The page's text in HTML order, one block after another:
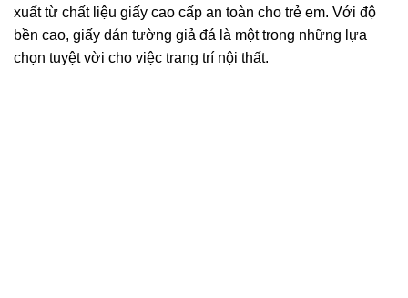
xuất từ chất liệu giấy cao cấp an toàn cho trẻ em. Với độ
bền cao, giấy dán tường giả đá là một trong những lựa
chọn tuyệt vời cho việc trang trí nội thất.